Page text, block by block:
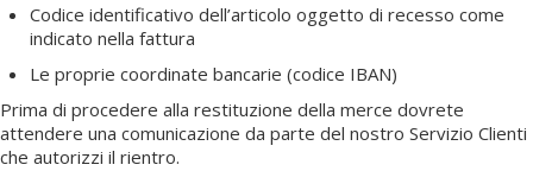
Codice identificativo dell’articolo oggetto di recesso come
indicato nella fattura
Le proprie coordinate bancarie (codice IBAN)
Prima di procedere alla restituzione della merce dovrete
attendere una comunicazione da parte del nostro Servizio Clienti
che autorizzi il rientro.